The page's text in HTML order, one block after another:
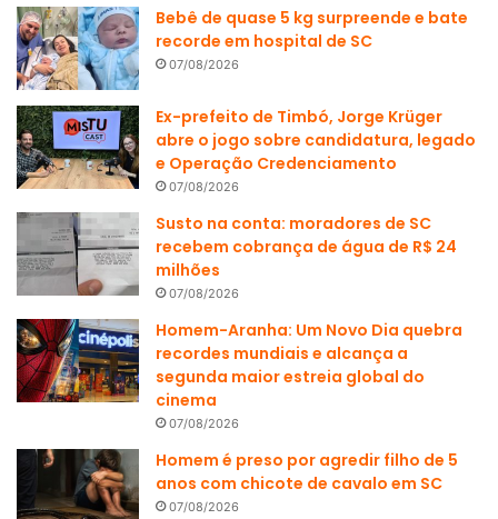
Bebê de quase 5 kg surpreende e bate
recorde em hospital de SC
07/08/2026
Ex-prefeito de Timbó, Jorge Krüger
abre o jogo sobre candidatura, legado
e Operação Credenciamento
07/08/2026
Susto na conta: moradores de SC
recebem cobrança de água de R$ 24
milhões
07/08/2026
Homem-Aranha: Um Novo Dia quebra
recordes mundiais e alcança a
segunda maior estreia global do
cinema
07/08/2026
Homem é preso por agredir filho de 5
anos com chicote de cavalo em SC
07/08/2026